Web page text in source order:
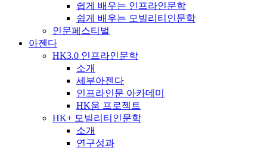
쉽게 배우는 인프라인문학
쉽게 배우는 모빌리티인문학
인문페스티벌
아젠다
HK3.0 인프라인문학
소개
세부아젠다
인프라인문 아카데미
HK움 프로젝트
HK+ 모빌리티인문학
소개
연구성과